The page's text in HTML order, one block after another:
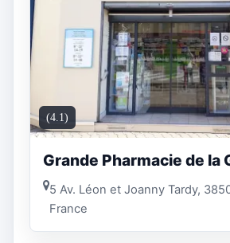
(4.1)
Grande Pharmacie de la
5 Av. Léon et Joanny Tardy,
France